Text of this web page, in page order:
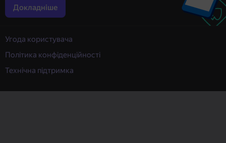
Докладніше
Угода користувача
Політика конфіденційності
Технічна підтримка